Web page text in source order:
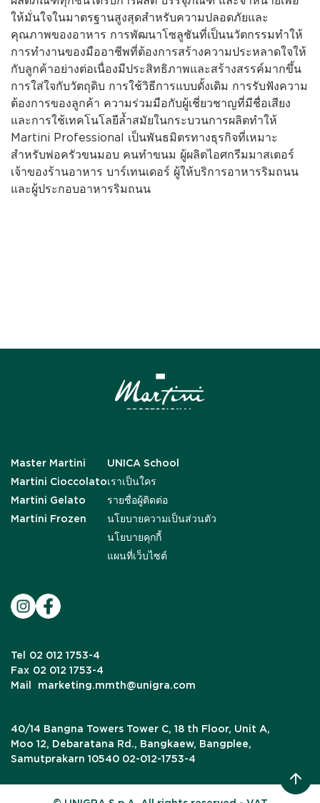
ให้มั่นใจในมาตรฐานสูงสุดสำหรับความปลอดภัยและ
คุณภาพของอาหาร การพัฒนาโซลูชันที่เป็นนวัตกรรมทำให้
การทำงานของมืออาชีพที่ต้องการสร้างความประหลาดใจให้
กับลูกค้าอย่างต่อเนื่องมีประสิทธิภาพและสร้างสรรค์มากขึ้น
การใส่ใจกับวัตถุดิบ การใช้วิธีการแบบดั้งเดิม การรับฟังความ
ต้องการของลูกค้า ความร่วมมือกับผู้เชี่ยวชาญที่มีชื่อเสียง
และการใช้เทคโนโลยีล้ำสมัยในกระบวนการผลิตทำให้
Martini Professional เป็นพันธมิตรทางธุรกิจที่เหมาะ
สำหรับพ่อครัวขนมอบ คนทำขนม ผู้ผลิตไอศกรีมมาสเตอร์
เจ้าของร้านอาหาร บาร์เทนเดอร์ ผู้ให้บริการอาหารริมถนน
และผู้ประกอบอาหารริมถนน
Master Martini
Martini Cioccolato
Martini Gelato
Martini Frozen
UNICA School
เราเป็นใคร
รายชื่อผู้ติดต่อ
นโยบายความเป็นส่วนตัว
นโยบายคุกกี้
แผนที่เว็บไซต์
Tel
02 012 1753-4
Fax 02 012 1753-4
Mail
marketing.mmth@unigra.com
40/14 Bangna Towers Tower C, 18 th Floor, Unit A,
Moo 12, Debaratana Rd., Bangkaew, Bangplee,
Samutprakarn 10540 02-012-1753-4